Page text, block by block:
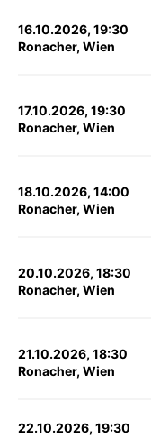
16.10.2026, 19:30
Ronacher, Wien
17.10.2026, 19:30
Ronacher, Wien
18.10.2026, 14:00
Ronacher, Wien
20.10.2026, 18:30
Ronacher, Wien
21.10.2026, 18:30
Ronacher, Wien
22.10.2026, 19:30